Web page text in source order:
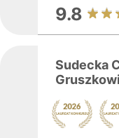
9.8
Sudecka